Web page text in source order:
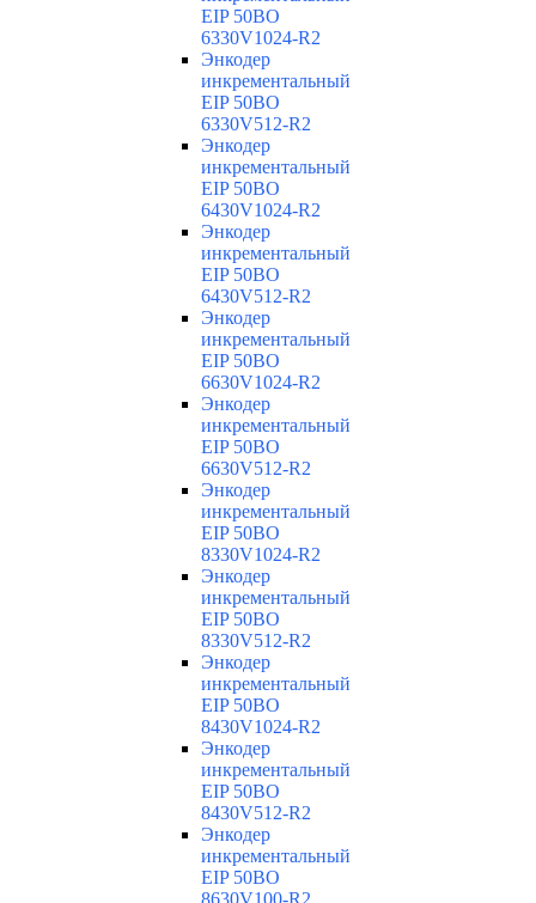
EIP 50BO
6330V1024-R2
Энкодер
инкрементальный
EIP 50BO
6330V512-R2
Энкодер
инкрементальный
EIP 50BO
6430V1024-R2
Энкодер
инкрементальный
EIP 50BO
6430V512-R2
Энкодер
инкрементальный
EIP 50BO
6630V1024-R2
Энкодер
инкрементальный
EIP 50BO
6630V512-R2
Энкодер
инкрементальный
EIP 50BO
8330V1024-R2
Энкодер
инкрементальный
EIP 50BO
8330V512-R2
Энкодер
инкрементальный
EIP 50BO
8430V1024-R2
Энкодер
инкрементальный
EIP 50BO
8430V512-R2
Энкодер
инкрементальный
EIP 50BO